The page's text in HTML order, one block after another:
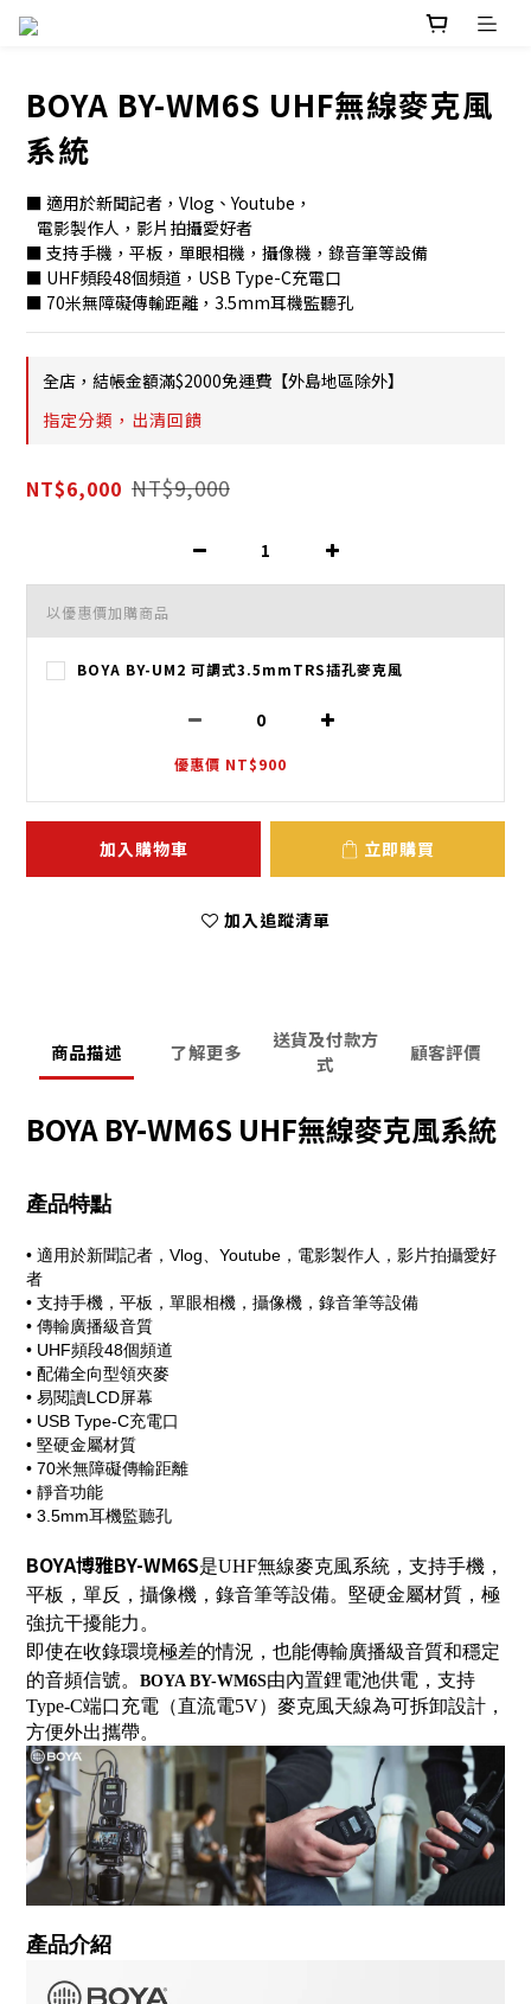
BOYA BY-WM6S UHF無線麥克風
系統
■ 適用於新聞記者，Vlog、Youtube，
   電影製作人，影片拍攝愛好者
■ 支持手機，平板，單眼相機，攝像機，錄音筆等設備
■ UHF頻段48個頻道，USB Type-C充電口
■ 70米無障礙傳輸距離，3.5mm耳機監聽孔
全店，結帳金額滿$2000免運費【外島地區除外】
指定分類，出清回饋
NT$6,000 NT$9,000
以優惠價加購商品
BOYA BY-UM2 可調式3.5mmTRS插孔麥克風
優惠價 NT$900
加入購物車 立即購買
加入追蹤清單
商品描述 了解更多
送貨及付款方
式
顧客評價
BOYA BY-WM6S UHF無線麥克風系統
產品特點
• 適用於新聞記者，Vlog、Youtube，電影製作人，影片拍攝愛好
者
• 支持手機，平板，單眼相機，攝像機，錄音筆等設備
• 傳輸廣播級音質
• UHF頻段48個頻道
• 配備全向型領夾麥
• 易閱讀LCD屏幕
• USB Type-C充電口
• 堅硬金屬材質
• 70米無障礙傳輸距離
• 靜音功能
• 3.5mm耳機監聽孔
BOYA博雅BY-WM6S是UHF無線麥克風系統，支持手機，
平板，單反，攝像機，錄音筆等設備。堅硬金屬材質，極
強抗干擾能力。
即使在收錄環境極差的情況，也能傳輸廣播級音質和穩定
的音頻信號。 BOYA BY-WM6S由內置鋰電池供電，支持
Type-C端口充電（直流電5V）麥克風天線為可拆卸設計，
方便外出攜帶。
產品介紹